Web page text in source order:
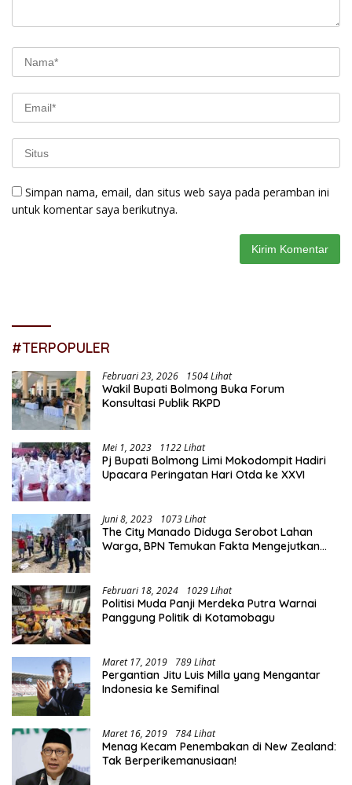
Simpan nama, email, dan situs web saya pada peramban ini
untuk komentar saya berikutnya.
#TERPOPULER
Februari 23, 2026 1504 Lihat
Wakil Bupati Bolmong Buka Forum
Konsultasi Publik RKPD
Mei 1, 2023 1122 Lihat
Pj Bupati Bolmong Limi Mokodompit Hadiri
Upacara Peringatan Hari Otda ke XXVI
Juni 8, 2023 1073 Lihat
The City Manado Diduga Serobot Lahan
Warga, BPN Temukan Fakta Mengejutkan
Februari 18, 2024 1029 Lihat
Politisi Muda Panji Merdeka Putra Warnai
Panggung Politik di Kotamobagu
Maret 17, 2019 789 Lihat
Pergantian Jitu Luis Milla yang Mengantar
Indonesia ke Semifinal
Maret 16, 2019 784 Lihat
Menag Kecam Penembakan di New Zealand:
Tak Berperikemanusiaan!